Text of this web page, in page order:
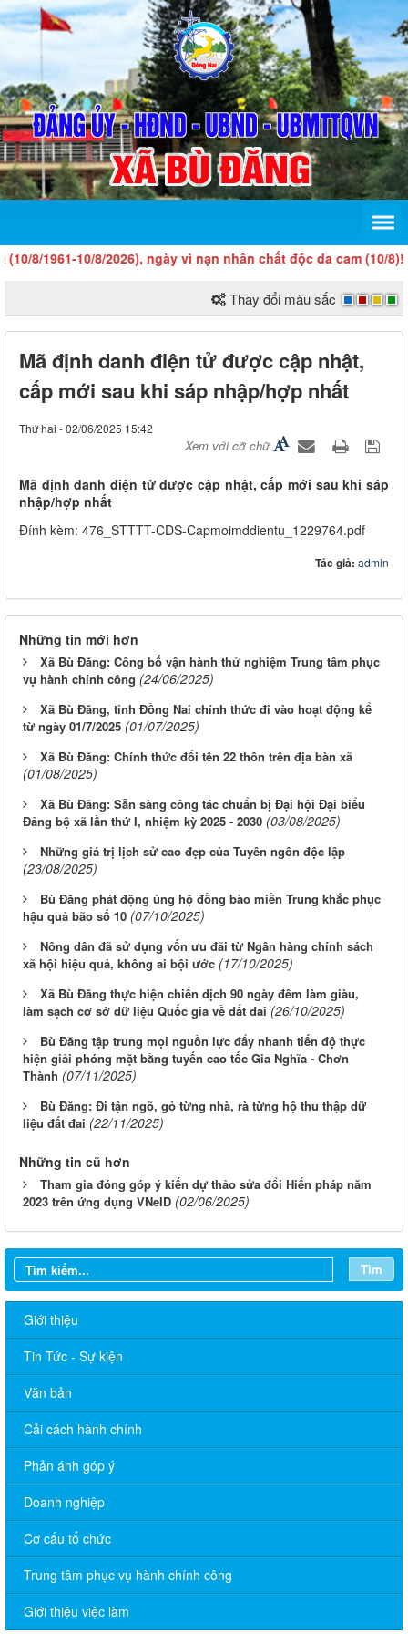
1961-10/8/2026), ngày vì nạn nhân chất độc da cam (10/8)!
Thay đổi màu sắc
Mã định danh điện tử được cập nhật,
cấp mới sau khi sáp nhập/hợp nhất
Thứ hai - 02/06/2025 15:42
Xem với cỡ chữ
Mã định danh điện tử được cập nhật, cấp mới sau khi sáp
nhập/hợp nhất
Đính kèm: 476_STTTT-CDS-Capmoimddientu_1229764.pdf
Tác giả: admin
Những tin mới hơn
Xã Bù Đăng: Công bố vận hành thử nghiệm Trung tâm phục
vụ hành chính công (24/06/2025)
Xã Bù Đăng, tỉnh Đồng Nai chính thức đi vào hoạt động kể
từ ngày 01/7/2025 (01/07/2025)
Xã Bù Đăng: Chính thức đổi tên 22 thôn trên địa bàn xã
(01/08/2025)
Xã Bù Đăng: Sẵn sàng công tác chuẩn bị Đại hội Đại biểu
Đảng bộ xã lần thứ I, nhiệm kỳ 2025 - 2030 (03/08/2025)
Những giá trị lịch sử cao đẹp của Tuyên ngôn độc lập
(23/08/2025)
Bù Đăng phát động ủng hộ đồng bào miền Trung khắc phục
hậu quả bão số 10 (07/10/2025)
Nông dân đã sử dụng vốn ưu đãi từ Ngân hàng chính sách
xã hội hiệu quả, không ai bội ước (17/10/2025)
Xã Bù Đăng thực hiện chiến dịch 90 ngày đêm làm giàu,
làm sạch cơ sở dữ liệu Quốc gia về đất đai (26/10/2025)
Bù Đăng tập trung mọi nguồn lực đẩy nhanh tiến độ thực
hiện giải phóng mặt bằng tuyến cao tốc Gia Nghĩa - Chơn
Thành (07/11/2025)
Bù Đăng: Đi tận ngõ, gỏ từng nhà, rà từng hộ thu thập dữ
liệu đất đai (22/11/2025)
Những tin cũ hơn
Tham gia đóng góp ý kiến dự thảo sửa đổi Hiến pháp năm
2023 trên ứng dụng VNeID (02/06/2025)
Tìm
Giới thiệu
Tin Tức - Sự kiện
Văn bản
Cải cách hành chính
Phản ánh góp ý
Doanh nghiệp
Cơ cấu tổ chức
Trung tâm phục vụ hành chính công
Giới thiệu việc làm